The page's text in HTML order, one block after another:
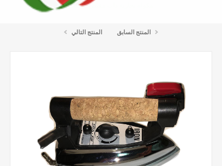
مكواه بخارية ذات مقبض بكاليت
المنتج السابق المنتج التالي